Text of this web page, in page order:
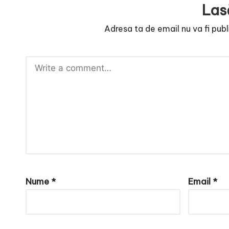
Adresa ta de email nu va fi
Nume * Email *